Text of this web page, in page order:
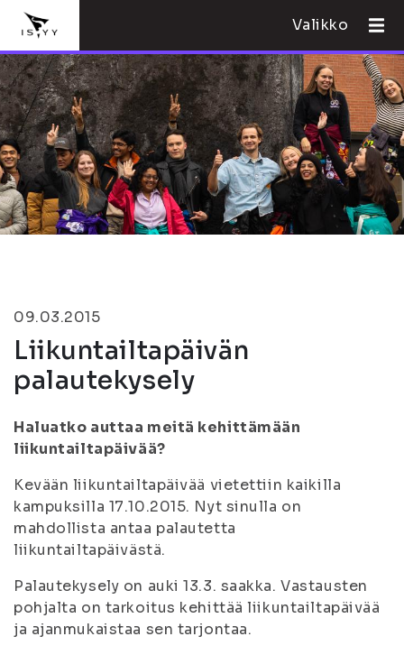
Valikko
09.03.2015
Liikuntailtapäivän
palautekysely
Haluatko auttaa meitä kehittämään
liikuntailtapäivää?
Kevään liikuntailtapäivää vietettiin kaikilla
kampuksilla 17.10.2015. Nyt sinulla on
mahdollista antaa palautetta
liikuntailtapäivästä.
Palautekysely on auki 13.3. saakka. Vastausten
pohjalta on tarkoitus kehittää liikuntailtapäivää
ja ajanmukaistaa sen tarjontaa.